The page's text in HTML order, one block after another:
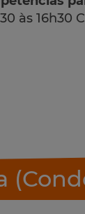
às 16h30